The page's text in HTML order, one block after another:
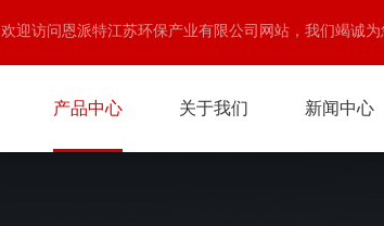
欢迎访问恩派特江苏环保产业有限公司网站，我们竭诚为
产品中心 关于我们 新闻中心